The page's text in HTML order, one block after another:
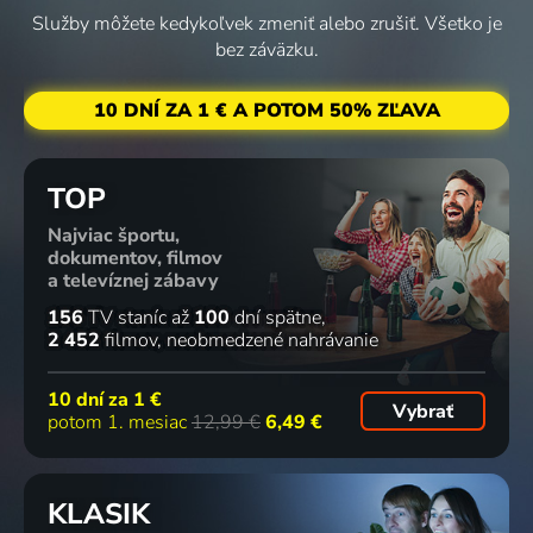
2014 | Dráma, Komédia
Služby môžete kedykoľvek zmeniť alebo zrušiť. Všetko je
bez záväzku.
10 DNÍ ZA 1 € A POTOM 50% ZĽAVA
TOP
Najviac športu,
dokumentov, filmov
a televíznej zábavy
156 TV staníc až 100 dní spätne
2 452 filmov neobmedzené nahrávanie
10 dní za 1 €
potom 1. mesiac12,99 €6,49 € Vybrať
KLASIK